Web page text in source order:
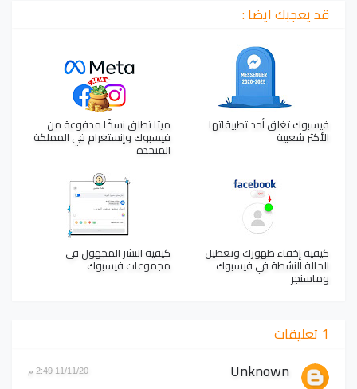
قد يعجبك ايضا :
فيسبوك تغلق أحد تطبيقاتها
الأكثر شعبية
ميتا تطلق نسخًا مدفوعة من
فيسبوك وإنستغرام في المملكة
المتحدة
كيفية إخفاء ظهورك وتعطيل
الحالة النشطة في فيسبوك
وماسنجر
كيفية النشر المجهول في
مجموعات فيسبوك
1 تعليقات
Unknown 11/11/20 2:49 م